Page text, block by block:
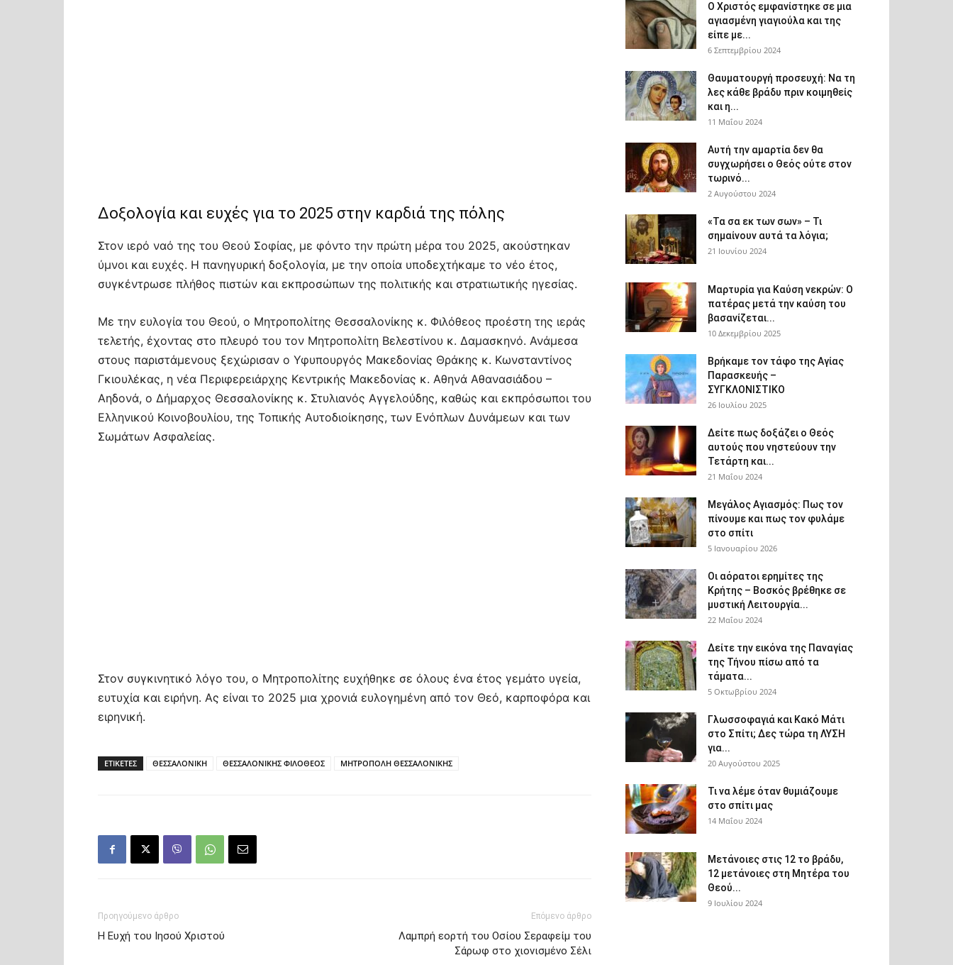
Δοξολογία και ευχές για το 2025 στην καρδιά της πόλης
Στον ιερό ναό της του Θεού Σοφίας, με φόντο την πρώτη μέρα του 2025, ακούστηκαν
ύμνοι και ευχές. Η πανηγυρική δοξολογία, με την οποία υποδεχτήκαμε το νέο έτος,
συγκέντρωσε πλήθος πιστών και εκπροσώπων της πολιτικής και στρατιωτικής ηγεσίας.
Με την ευλογία του Θεού, ο Μητροπολίτης Θεσσαλονίκης κ. Φιλόθεος προέστη της ιεράς
τελετής, έχοντας στο πλευρό του τον Μητροπολίτη Βελεστίνου κ. Δαμασκηνό. Ανάμεσα
στους παριστάμενους ξεχώρισαν ο Υφυπουργός Μακεδονίας Θράκης κ. Κωνσταντίνος
Γκιουλέκας, η νέα Περιφερειάρχης Κεντρικής Μακεδονίας κ. Αθηνά Αθανασιάδου –
Αηδονά, ο Δήμαρχος Θεσσαλονίκης κ. Στυλιανός Αγγελούδης, καθώς και εκπρόσωποι του
Ελληνικού Κοινοβουλίου, της Τοπικής Αυτοδιοίκησης, των Ενόπλων Δυνάμεων και των
Σωμάτων Ασφαλείας.
Στον συγκινητικό λόγο του, ο Μητροπολίτης ευχήθηκε σε όλους ένα έτος γεμάτο υγεία,
ευτυχία και ειρήνη. Ας είναι το 2025 μια χρονιά ευλογημένη από τον Θεό, καρποφόρα και
ειρηνική.
ΕΤΙΚΕΤΕΣ ΘΕΣΣΑΛΟΝΙΚΗ ΘΕΣΣΑΛΟΝΙΚΗΣ ΦΙΛΟΘΕΟΣ ΜΗΤΡΟΠΟΛΗ ΘΕΣΣΑΛΟΝΙΚΗΣ
Προηγούμενο άρθρο
Η Ευχή του Ιησού Χριστού
Επόμενο άρθρο
Λαμπρή εορτή του Οσίου Σεραφείμ του
Σάρωφ στο χιονισμένο Σέλι
Ο Χριστός εμφανίστηκε σε μια
αγιασμένη γιαγιούλα και της
είπε με...
6 Σεπτεμβρίου 2024
Θαυματουργή προσευχή: Να τη
λες κάθε βράδυ πριν κοιμηθείς
και η...
11 Μαΐου 2024
Αυτή την αμαρτία δεν θα
συγχωρήσει ο Θεός ούτε στον
τωρινό...
2 Αυγούστου 2024
«Τα σα εκ των σων» – Τι
σημαίνουν αυτά τα λόγια;
21 Ιουνίου 2024
Μαρτυρία για Καύση νεκρών: Ο
πατέρας μετά την καύση του
βασανίζεται...
10 Δεκεμβρίου 2025
Βρήκαμε τον τάφο της Αγίας
Παρασκευής –
ΣΥΓΚΛΟΝΙΣΤΙΚΟ
26 Ιουλίου 2025
Δείτε πως δοξάζει ο Θεός
αυτούς που νηστεύουν την
Τετάρτη και...
21 Μαΐου 2024
Μεγάλος Αγιασμός: Πως τον
πίνουμε και πως τον φυλάμε
στο σπίτι
5 Ιανουαρίου 2026
Οι αόρατοι ερημίτες της
Κρήτης – Βοσκός βρέθηκε σε
μυστική Λειτουργία...
22 Μαΐου 2024
Δείτε την εικόνα της Παναγίας
της Τήνου πίσω από τα
τάματα...
5 Οκτωβρίου 2024
Γλωσσοφαγιά και Κακό Μάτι
στο Σπίτι; Δες τώρα τη ΛΥΣΗ
για...
20 Αυγούστου 2025
Τι να λέμε όταν θυμιάζουμε
στο σπίτι μας
14 Μαΐου 2024
Μετάνοιες στις 12 το βράδυ,
12 μετάνοιες στη Μητέρα του
Θεού...
9 Ιουλίου 2024